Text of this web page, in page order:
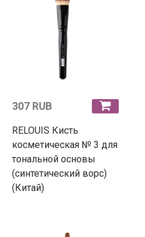
307 RUB
RELOUIS Кисть
косметическая № 3 для
тональной основы
(синтетический ворс)
(Китай)